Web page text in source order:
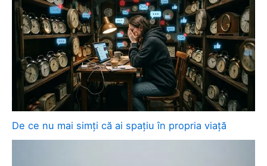
De ce nu mai simți că ai spațiu în propria viață